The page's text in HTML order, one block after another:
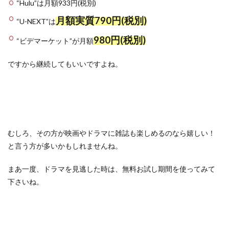
“Hulu”は月額933円(税別)
“U-NEXT”は月額実質790円(税別)
“ビデマーケット”が月額980円(税別)
ですから継続してもいいですよね。
むしろ、その方が映画やドラマに雑誌も楽しめるのなら嬉しい！
と言う方が多いかもしれませんね。
まあ一度、ドラマを見逃した時は、無料お試し期間を使ってみて
下さいね。